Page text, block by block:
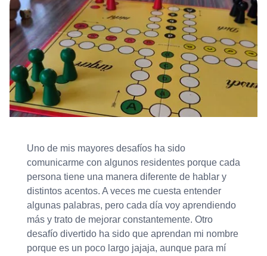
Uno de mis mayores desafíos ha sido
comunicarme con algunos residentes porque cada
persona tiene una manera diferente de hablar y
distintos acentos. A veces me cuesta entender
algunas palabras, pero cada día voy aprendiendo
más y trato de mejorar constantemente. Otro
desafío divertido ha sido que aprendan mi nombre
porque es un poco largo jajaja, aunque para mí